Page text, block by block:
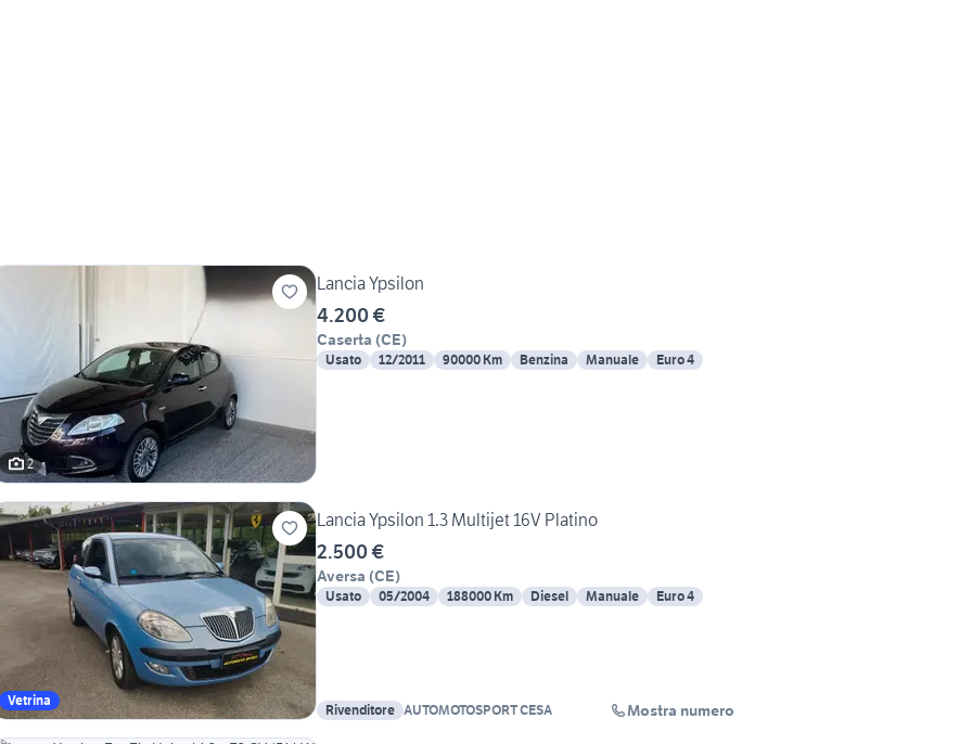
2
Lancia Ypsilon
4.200 €
Caserta (CE)
Usato 12/2011 90000 Km Benzina Manuale Euro 4
Vetrina
Lancia Ypsilon 1.3 Multijet 16V Platino
2.500 €
Aversa (CE)
Usato 05/2004 188000 Km Diesel Manuale Euro 4
Rivenditore AUTOMOTOSPORT CESA Mostra numero